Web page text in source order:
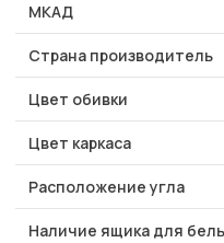
МКАД
Страна производитель
Цвет обивки
Цвет каркаса
Расположение угла
Наличие ящика для